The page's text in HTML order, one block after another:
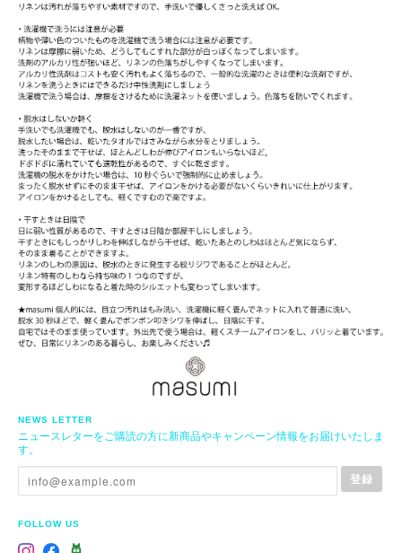
NEWS LETTER
ニュースレターをご購読の方に新商品やキャンペーン情報をお届けいたしま
す。
登録
FOLLOW US